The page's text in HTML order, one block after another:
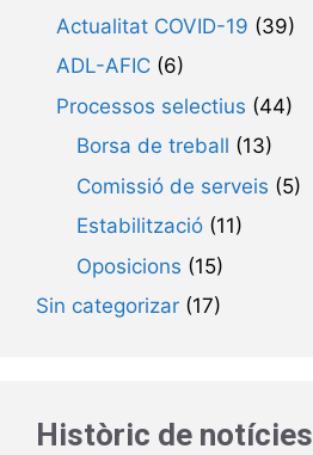
Actualitat COVID-19 (39)
ADL-AFIC (6)
Processos selectius (44)
Borsa de treball (13)
Comissió de serveis (5)
Estabilització (11)
Oposicions (15)
Sin categorizar (17)
Històric de notícies